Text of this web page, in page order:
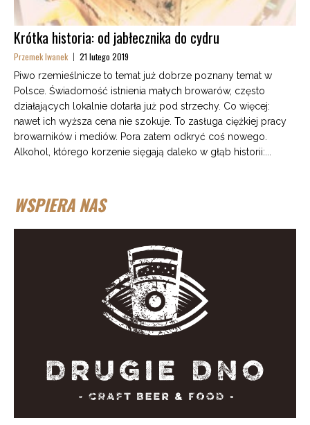
Krótka historia: od jabłecznika do cydru
Przemek Iwanek 21 lutego 2019
Piwo rzemieślnicze to temat już dobrze poznany temat w
Polsce. Świadomość istnienia małych browarów, często
działających lokalnie dotarła już pod strzechy. Co więcej:
nawet ich wyższa cena nie szokuje. To zasługa ciężkiej pracy
browarników i mediów. Pora zatem odkryć coś nowego.
Alkohol, którego korzenie sięgają daleko w głąb historii:...
WSPIERA NAS